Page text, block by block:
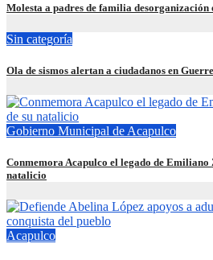
Molesta a padres de familia desorganización
Sin categoría
Ola de sismos alertan a ciudadanos en
Gobierno Municipal de Acapulco
Conmemora Acapulco el legado de Emiliano
natalicio
Acapulco